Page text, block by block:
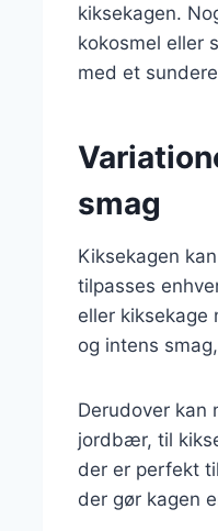
kiksekagen.
kokosmel eller
med et
smag
Kiksekagen
tilpasses
eller kiksekage
og intens
Derudover
jordbær, til
der er perfekt
der gør kagen